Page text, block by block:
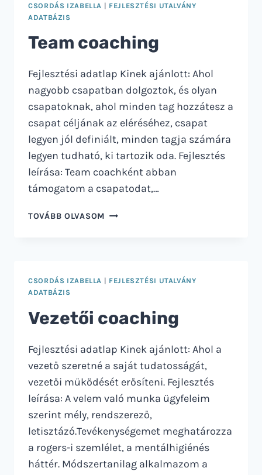
CSORDÁS IZABELLA | FEJLESZTÉSI UTALVÁNY
ADATBÁZIS
Team coaching
Fejlesztési adatlap Kinek ajánlott: Ahol
nagyobb csapatban dolgoztok, és olyan
csapatoknak, ahol minden tag hozzátesz a
csapat céljának az eléréséhez, csapat
legyen jól definiált, minden tagja számára
legyen tudható, ki tartozik oda. Fejlesztés
leírása: Team coachként abban
támogatom a csapatodat,…
TOVÁBB OLVASOM TEAM
CSORDÁS IZABELLA | FEJLESZTÉSI UTALVÁNY
ADATBÁZIS
Vezetői coaching
Fejlesztési adatlap Kinek ajánlott: Ahol a
vezető szeretné a saját tudatosságát,
vezetői működését erősíteni. Fejlesztés
leírása: A velem való munka ügyfeleim
szerint mély, rendszerező,
letisztázó.Tevékenységemet meghatározza
a rogers-i szemlélet, a mentálhigiénés
háttér. Módszertanilag alkalmazom a